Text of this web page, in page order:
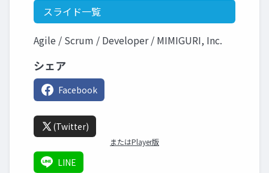
スライド一覧
Agile / Scrum / Developer / MIMIGURI, Inc.
シェア
Facebook
(Twitter)
またはPlayer版
LINE